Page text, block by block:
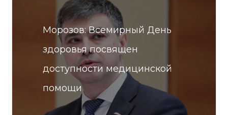
Морозов: Всемирный День
здоровья посвящен
доступности медицинской
помощи